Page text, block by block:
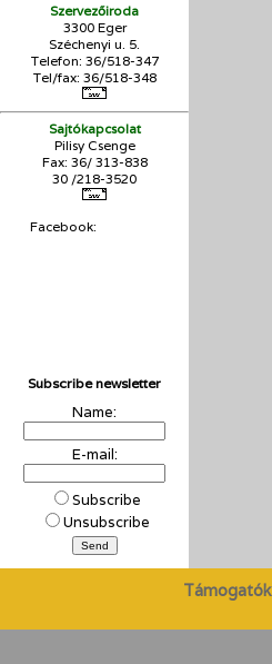
Szervezőiroda
3300 Eger
Széchenyi u. 5.
Telefon: 36/518-347
Tel/fax: 36/518-348
Sajtókapcsolat
Pilisy Csenge
Fax: 36/ 313-838
30 /218-3520
Facebook:
Subscribe newsletter
Name:
E-mail:
Subscribe
Unsubscribe
Támogatók